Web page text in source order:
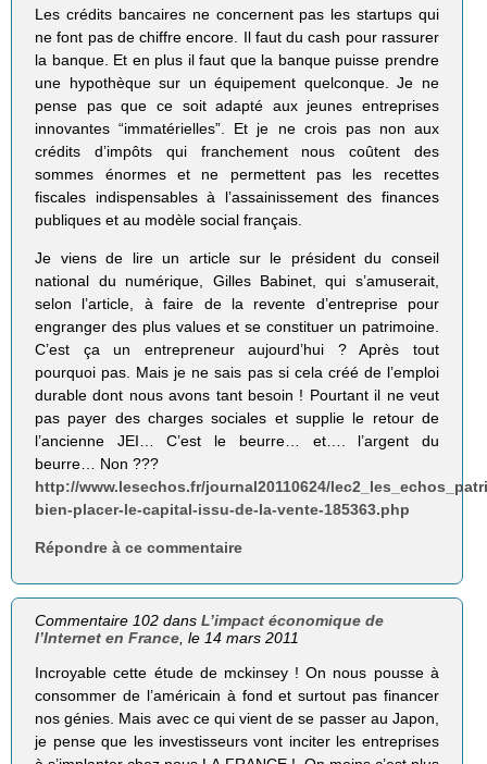
Les crédits bancaires ne concernent pas les startups qui
ne font pas de chiffre encore. Il faut du cash pour rassurer
la banque. Et en plus il faut que la banque puisse prendre
une hypothèque sur un équipement quelconque. Je ne
pense pas que ce soit adapté aux jeunes entreprises
innovantes “immatérielles”. Et je ne crois pas non aux
crédits d’impôts qui franchement nous coûtent des
sommes énormes et ne permettent pas les recettes
fiscales indispensables à l’assainissement des finances
publiques et au modèle social français.
Je viens de lire un article sur le président du conseil
national du numérique, Gilles Babinet, qui s’amuserait,
selon l’article, à faire de la revente d’entreprise pour
engranger des plus values et se constituer un patrimoine.
C’est ça un entrepreneur aujourd’hui ? Après tout
pourquoi pas. Mais je ne sais pas si cela créé de l’emploi
durable dont nous avons tant besoin ! Pourtant il ne veut
pas payer des charges sociales et supplie le retour de
l’ancienne JEI… C’est le beurre… et…. l’argent du
beurre… Non ???
http://www.lesechos.fr/journal20110624/
bien-placer-le-capital-issu-de-la-vente-185363.php
Répondre à ce commentaire
Commentaire 102 dansL’impact économique de
l’Internet en France , le 14 mars 2011
Incroyable cette étude de mckinsey ! On nous pousse à
consommer de l’américain à fond et surtout pas financer
nos génies. Mais avec ce qui vient de se passer au Japon,
je pense que les investisseurs vont inciter les entreprises